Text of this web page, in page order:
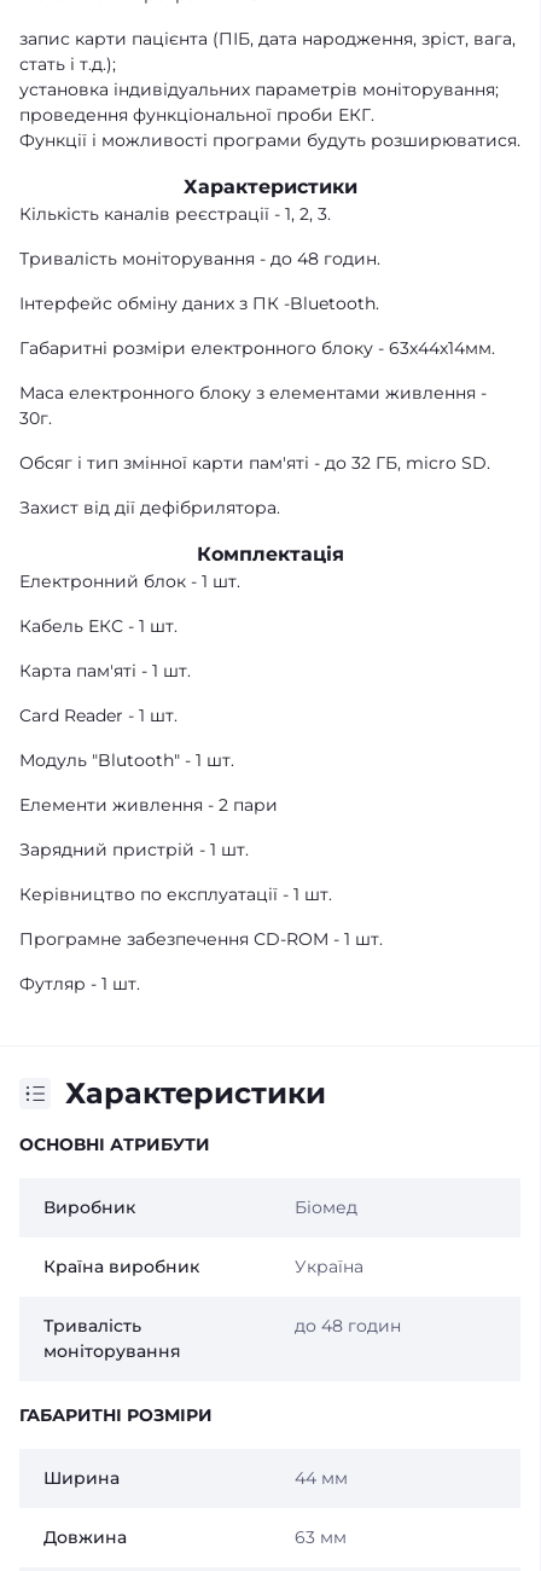
запис карти пацієнта (ПІБ, дата народження, зріст, вага,
стать і т.д.);
установка індивідуальних параметрів моніторування;
проведення функціональної проби ЕКГ.
Функції і можливості програми будуть розширюватися.
Характеристики
Кількість каналів реєстрації - 1, 2, 3.
Тривалість моніторування - до 48 годин.
Інтерфейс обміну даних з ПК -Bluetooth.
Габаритні розміри електронного блоку - 63х44х14мм.
Маса електронного блоку з елементами живлення -
30г.
Обсяг і тип змінної карти пам'яті - до 32 ГБ, micro SD.
Захист від дії дефібрилятора.
Комплектація
Електронний блок - 1 шт.
Кабель ЕКС - 1 шт.
Карта пам'яті - 1 шт.
Card Reader - 1 шт.
Модуль "Blutooth" - 1 шт.
Елементи живлення - 2 пари
Зарядний пристрій - 1 шт.
Керівництво по експлуатації - 1 шт.
Програмне забезпечення СD-ROM - 1 шт.
Футляр - 1 шт.
Характеристики
ОСНОВНІ АТРИБУТИ
Виробник Біомед
Країна виробник Україна
Тривалість
моніторування
до 48 годин
ГАБАРИТНІ РОЗМІРИ
Ширина 44 мм
Довжина 63 мм